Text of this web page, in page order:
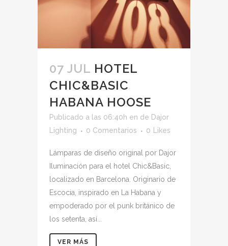
07 JUL HOTEL
CHIC&BASIC
HABANA HOOSE
Publicado a las 06:40h en de Dajor
Lighting
0 Comentarios 0 Likes
Lámparas de diseño original por Dajor
Iluminación para el hotel Chic&Basic,
localizado en Barcelona. Originario de
Escocia, inspirado en La Habana y
empoderado por el punk británico de
los setenta, así...
VER MÁS